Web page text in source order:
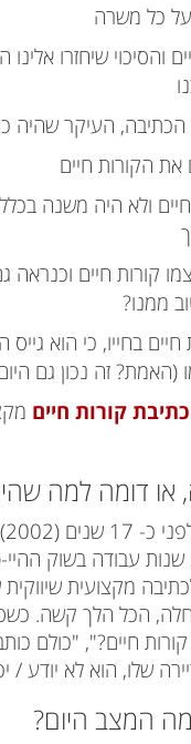
כל משרה
והסיכוי שיחזרו
העיקר שהיה
את הקורות חיים
חיים ולא היה משנה
קורות חיים
ממנו?
בחייו, כי הוא
זה נכון גם
כתיבת קורות חיים
או דומה למה
אחרי 25 שנות עבודה
מקצועית שיווקית
הכל הלך קשה.
חיים?", "כולם
שלו, הוא לא יודע /